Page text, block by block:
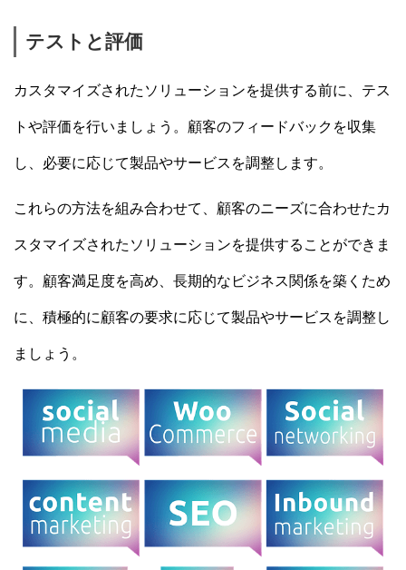
テストと評価
カスタマイズされたソリューションを提供する前に、テス
トや評価を行いましょう。顧客のフィードバックを収集
し、必要に応じて製品やサービスを調整します。
これらの方法を組み合わせて、顧客のニーズに合わせたカ
スタマイズされたソリューションを提供することができま
す。顧客満足度を高め、長期的なビジネス関係を築くため
に、積極的に顧客の要求に応じて製品やサービスを調整し
ましょう。